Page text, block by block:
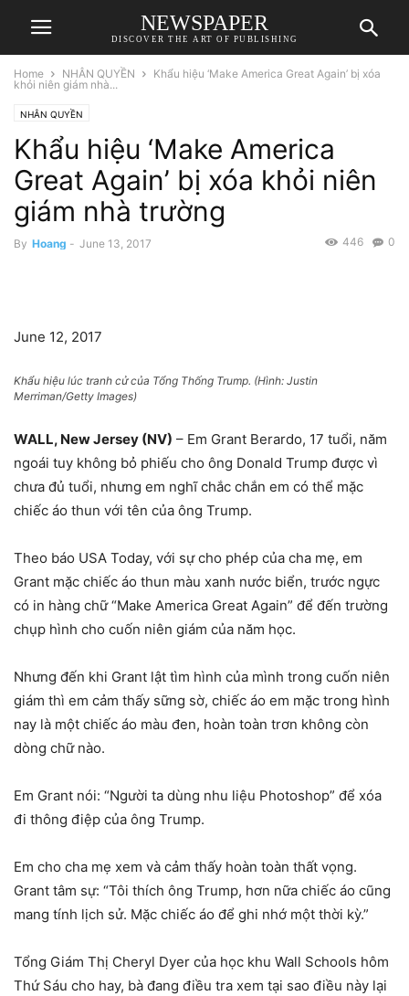
NEWSPAPER
DISCOVER THE ART OF PUBLISHING
Home NHÂN QUYỀN
Khẩu hiệu ‘Make America Great Again’ bị xóa
khỏi niên giám nhà...
NHÂN QUYỀN
Khẩu hiệu ‘Make America
Great Again’ bị xóa khỏi niên
giám nhà trường
By Hoang - June 13, 2017 0
446
June 12, 2017
Khẩu hiệu lúc tranh cử của Tổng Thống Trump. (Hình: Justin
Merriman/Getty Images)
WALL, New Jersey (NV) – Em Grant Berardo, 17 tuổi, năm
ngoái tuy không bỏ phiếu cho ông Donald Trump được vì
chưa đủ tuổi, nhưng em nghĩ chắc chắn em có thể mặc
chiếc áo thun với tên của ông Trump.
Theo báo USA Today, với sự cho phép của cha mẹ, em
Grant mặc chiếc áo thun màu xanh nước biển, trước ngực
có in hàng chữ “Make America Great Again” để đến trường
chụp hình cho cuốn niên giám của năm học.
Nhưng đến khi Grant lật tìm hình của mình trong cuốn niên
giám thì em cảm thấy sững sờ, chiếc áo em mặc trong hình
nay là một chiếc áo màu đen, hoàn toàn trơn không còn
dòng chữ nào.
Em Grant nói: “Người ta dùng nhu liệu Photoshop” để xóa
đi thông điệp của ông Trump.
Em cho cha mẹ xem và cảm thấy hoàn toàn thất vọng.
Grant tâm sự: “Tôi thích ông Trump, hơn nữa chiếc áo cũng
mang tính lịch sử. Mặc chiếc áo để ghi nhớ một thời kỳ.”
Tổng Giám Thị Cheryl Dyer của học khu Wall Schools hôm
Thứ Sáu cho hay, bà đang điều tra xem tại sao điều này lại